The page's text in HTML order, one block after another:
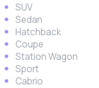
SUV
Sedan
Hatchback
Coupe
Station Wagon
Sport
Cabrio